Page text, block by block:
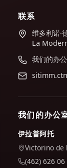
联系
维多利诺·
La
我们的办
我们的办公
伊拉普阿托
Victorino de
(462) 626 06